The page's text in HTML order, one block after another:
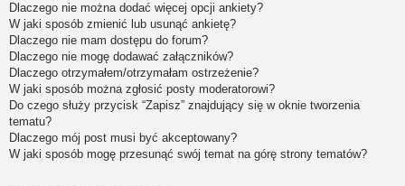
Dlaczego nie można dodać więcej opcji ankiety?
W jaki sposób zmienić lub usunąć ankietę?
Dlaczego nie mam dostępu do forum?
Dlaczego nie mogę dodawać załączników?
Dlaczego otrzymałem/otrzymałam ostrzeżenie?
W jaki sposób można zgłosić posty moderatorowi?
Do czego służy przycisk “Zapisz” znajdujący się w oknie tworzenia
tematu?
Dlaczego mój post musi być akceptowany?
W jaki sposób mogę przesunąć swój temat na górę strony tematów?